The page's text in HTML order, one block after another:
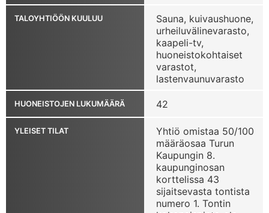
TALOYHTIÖÖN KUULUU
Sauna, kuivaushuone,
urheiluvälinevarasto,
kaapeli-tv,
huoneistokohtaiset
varastot,
lastenvaunuvarasto
HUONEISTOJEN LUKUMÄÄRÄ 42
YLEISET TILAT
Yhtiö omistaa 50/100
määräosaa Turun
Kaupungin 8.
kaupunginosan
korttelissa 43
sijaitsevasta tontista
numero 1. Tontin